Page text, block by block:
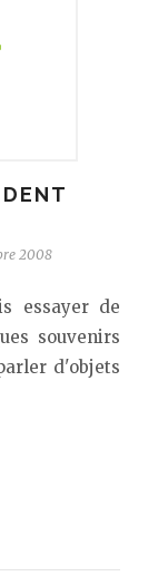
2008
essayer de
souvenirs
d'objets